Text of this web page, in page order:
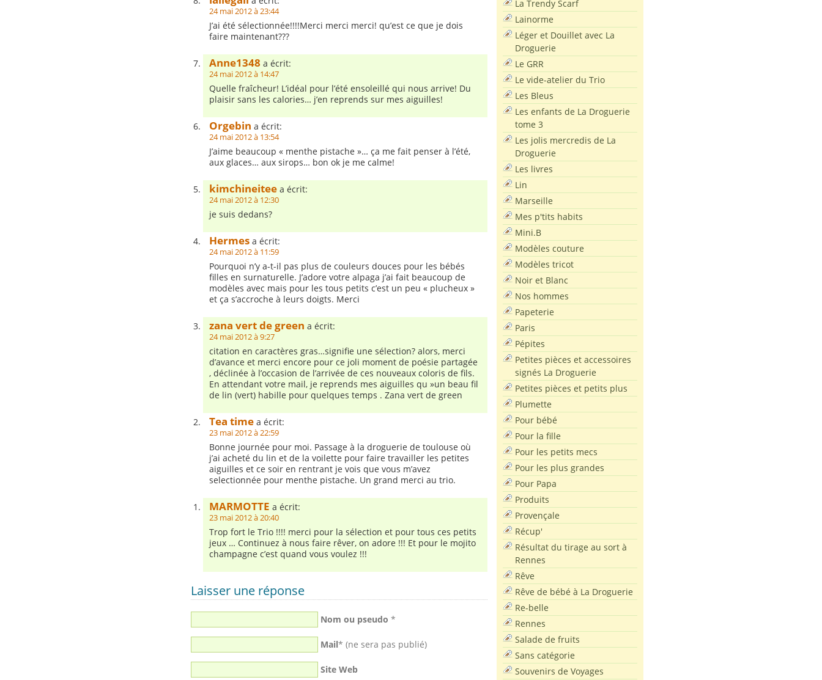
24 mai 2012 à 23:44
J’ai été sélectionnée!!!!Merci merci merci! qu’est ce que je dois
faire maintenant???
Anne1348 a écrit:
24 mai 2012 à 14:47
Quelle fraîcheur! L’idéal pour l’été ensoleillé qui nous arrive! Du
plaisir sans les calories… j’en reprends sur mes aiguilles!
Orgebin a écrit:
24 mai 2012 à 13:54
J’aime beaucoup « menthe pistache »… ça me fait penser à l’été,
aux glaces… aux sirops… bon ok je me calme!
kimchineitee a écrit:
24 mai 2012 à 12:30
je suis dedans?
Hermes a écrit:
24 mai 2012 à 11:59
Pourquoi n’y a-t-il pas plus de couleurs douces pour les bébés
filles en surnaturelle. J’adore votre alpaga j’ai fait beaucoup de
modèles avec mais pour les tous petits c’est un peu « plucheux »
et ça s’accroche à leurs doigts. Merci
zana vert de green a écrit:
24 mai 2012 à 9:27
citation en caractères gras…signifie une sélection? alors, merci
d’avance et merci encore pour ce joli moment de poésie partagée
, déclinée à l’occasion de l’arrivée de ces nouveaux coloris de fils.
En attendant votre mail, je reprends mes aiguilles qu »un beau fil
de lin (vert) habille pour quelques temps . Zana vert de green
Tea time a écrit:
23 mai 2012 à 22:59
Bonne journée pour moi. Passage à la droguerie de toulouse où
j’ai acheté du lin et de la voilette pour faire travailler les petites
aiguilles et ce soir en rentrant je vois que vous m’avez
selectionnée pour menthe pistache. Un grand merci au trio.
MARMOTTE a écrit:
23 mai 2012 à 20:40
Trop fort le Trio !!!! merci pour la sélection et pour tous ces petits
jeux … Continuez à nous faire rêver, on adore !!! Et pour le mojito
champagne c’est quand vous voulez !!!
Laisser une réponse
Nom ou pseudo *
Mail* (ne sera pas publié)
Site Web
La Trendy Scarf
Lainorme
Léger et Douillet avec La
Droguerie
Le GRR
Le vide-atelier du Trio
Les Bleus
Les enfants de La Droguerie
tome 3
Les jolis mercredis de La
Droguerie
Les livres
Lin
Marseille
Mes p'tits habits
Mini.B
Modèles couture
Modèles tricot
Noir et Blanc
Nos hommes
Papeterie
Paris
Pépites
Petites pièces et accessoires
signés La Droguerie
Petites pièces et petits plus
Plumette
Pour bébé
Pour la fille
Pour les petits mecs
Pour les plus grandes
Pour Papa
Produits
Provençale
Récup'
Résultat du tirage au sort à
Rennes
Rêve
Rêve de bébé à La Droguerie
Re-belle
Rennes
Salade de fruits
Sans catégorie
Souvenirs de Voyages